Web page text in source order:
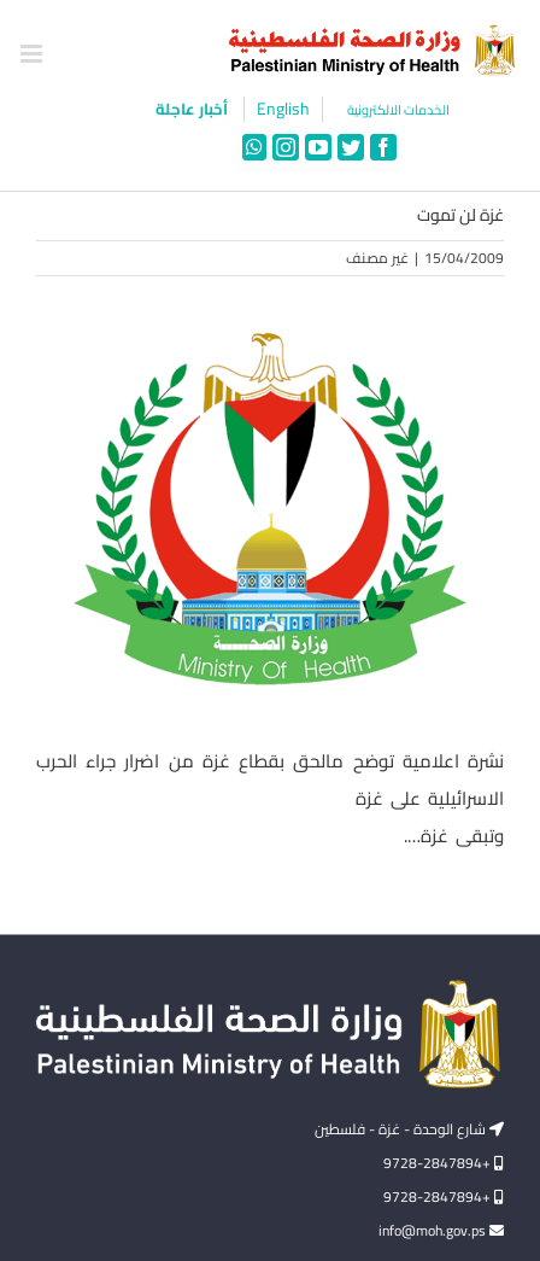
content
الخدمات الالكترونية English أخبار عاجلة
Facebook
Twitter
YouTube
Instagram
WhatsApp
غزة لن تموت
15/04/2009
| غير مصنف
نشرة اعلامية توضح مالحق بقطاع غزة من اضرار جراء الحرب
الاسرائيلية على غزة
وتبقى غزة….
شارع الوحدة - غزة - فلسطين
+9728-2847894
+9728-2847894